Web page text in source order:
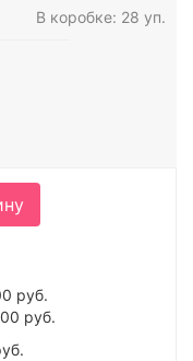
В коробке: 28 уп.
руб.
руб.